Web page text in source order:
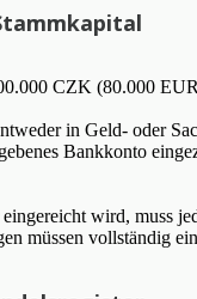
CZK (80.000
in Geld- oder
Bankkonto
wird, muss
müssen vollständig